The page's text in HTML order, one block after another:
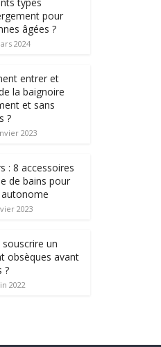
pour
âgées ?
2024
entrer et
la baignoire
et sans
?
2023
: 8 accessoires
de bains pour
2023
souscrire un
obsèques avant
?
2022